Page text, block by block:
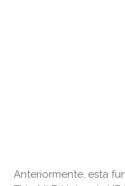
Anteriormente, esta